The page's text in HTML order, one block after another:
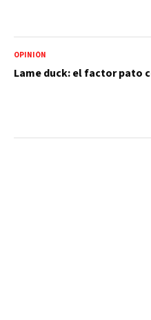
OPINIÓN
Lame duck: el factor pato